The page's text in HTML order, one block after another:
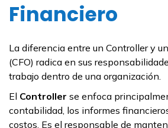
Financiero
La diferencia entre un Controller y
(CFO) radica en sus
trabajo dentro de una organización.
El Controller se enfoca
contabilidad, los informes
costos. Es el responsable de